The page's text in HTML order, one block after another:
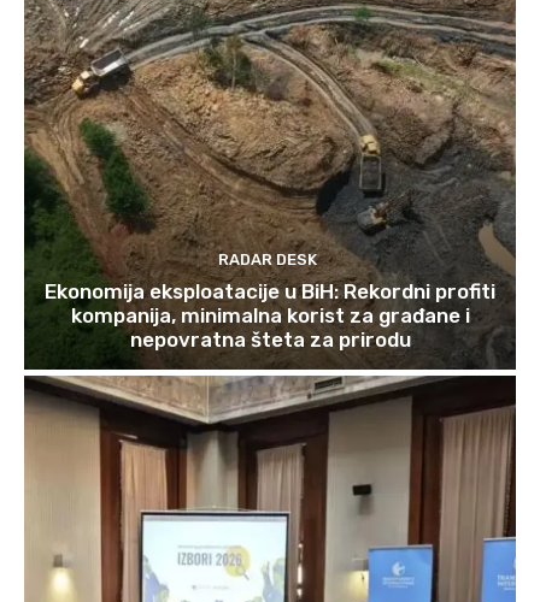
RADAR DESK
Ekonomija eksploatacije u BiH: Rekordni profiti
kompanija, minimalna korist za građane i
nepovratna šteta za prirodu